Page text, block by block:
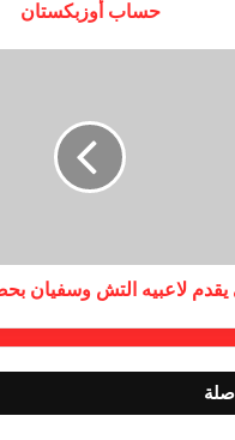
حساب أوزبكستان
يقدم لاعبيه التش وسفيان